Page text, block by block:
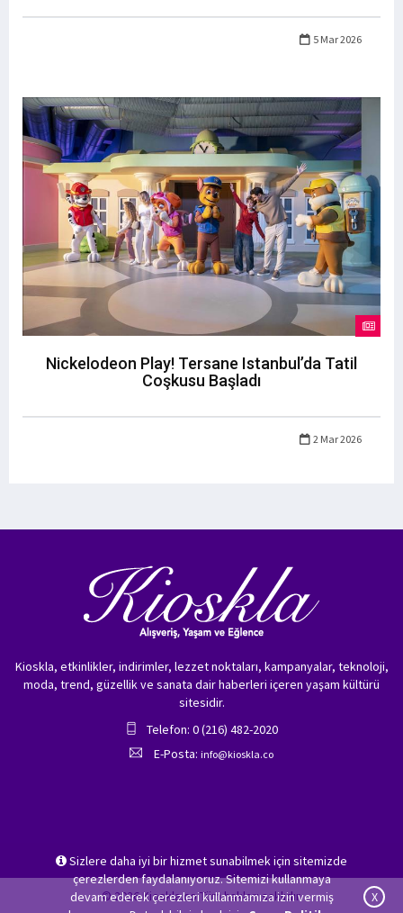
5 Mar 2026
Nickelodeon Play! Tersane Istanbul’da Tatil
Coşkusu Başladı
2 Mar 2026
Sizlere daha iyi bir hizmet sunabilmek için sitemizde
çerezlerden faydalanıyoruz. Sitemizi kullanmaya
devam ederek çerezleri kullanmamıza izin vermiş
X
Kioskla, etkinlikler, indirimler, lezzet noktaları, kampanyalar, teknoloji,
moda, trend, güzellik ve sanata dair haberleri içeren yaşam kültürü
sitesidir.
Telefon: 0 (216) 482-2020
E-Posta: info@kioskla.co
© 2026 Kioskla.co Tüm hakları saklıdır.